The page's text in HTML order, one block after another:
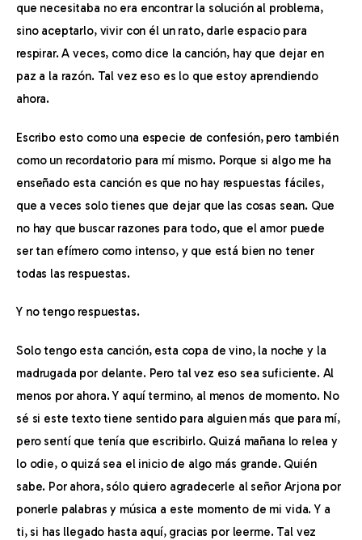
que necesitaba no era encontrar la solución al problema,
sino aceptarlo, vivir con él un rato, darle espacio para
respirar. A veces, como dice la canción, hay que dejar en
paz a la razón. Tal vez eso es lo que estoy aprendiendo
ahora.
Escribo esto como una especie de confesión, pero también
como un recordatorio para mí mismo. Porque si algo me ha
enseñado esta canción es que no hay respuestas fáciles,
que a veces solo tienes que dejar que las cosas sean. Que
no hay que buscar razones para todo, que el amor puede
ser tan efímero como intenso, y que está bien no tener
todas las respuestas.
Y no tengo respuestas.
Solo tengo esta canción, esta copa de vino, la noche y la
madrugada por delante. Pero tal vez eso sea suficiente. Al
menos por ahora. Y aquí termino, al menos de momento. No
sé si este texto tiene sentido para alguien más que para mí,
pero sentí que tenía que escribirlo. Quizá mañana lo relea y
lo odie, o quizá sea el inicio de algo más grande. Quién
sabe. Por ahora, sólo quiero agradecerle al señor Arjona por
ponerle palabras y música a este momento de mi vida. Y a
ti, si has llegado hasta aquí, gracias por leerme. Tal vez